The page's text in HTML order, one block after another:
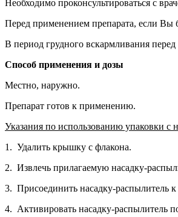
Необходимо проконсультироваться с
Перед применением препарата, если Вы
В период грудного вскармливания
Способ применения и дозы
Местно, наружно.
Препарат готов к применению.
Указания по использованию упаковки с
1. Удалить крышку с флакона.
2. Извлечь прилагаемую насадку-
3. Присоединить насадку-распылитель к
4. Активировать насадку-распылитель